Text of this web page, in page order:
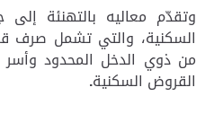
وتقدّم معاليه بالتهنئة
السكنية، والتي تشمل صرف
من ذوي الدخل المحدود
القروض السكنية.